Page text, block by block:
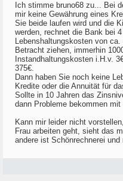
Ich stimme bruno68 zu... Bei
mir keine Gewährung eines
Sie beide laufen wird und die
werden, rechnet die Bank bei
Lebenshaltungskosten von
Betracht ziehen, immerhin
Instandhaltungskosten i.H.v.
375€.
Dann haben Sie noch keine
Kredite oder die Annuität für
Sollte in 10 Jahren das
dann Probleme bekommen
Kann mir leider nicht
Frau arbeiten geht, sieht das
andere ist Schönrechnerei